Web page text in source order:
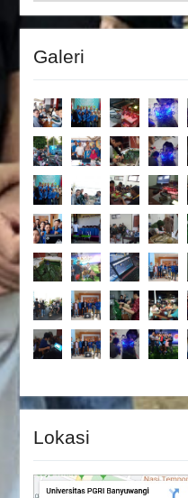
Galeri
Lokasi